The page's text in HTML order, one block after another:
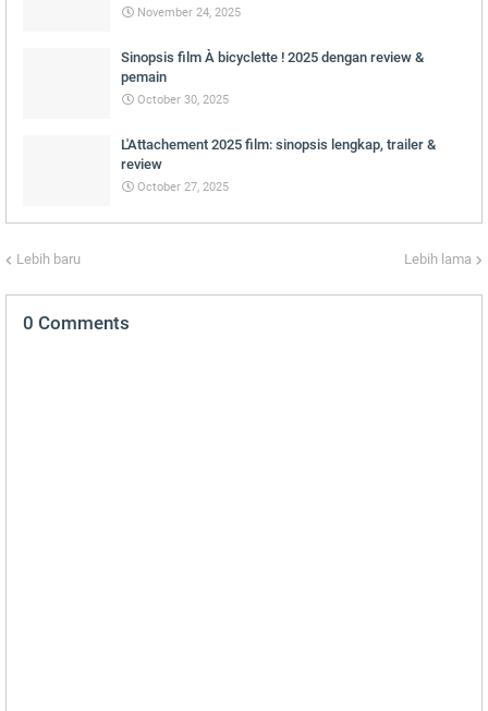
November 24, 2025
Sinopsis film À bicyclette ! 2025 dengan review &
pemain
October 30, 2025
L'Attachement 2025 film: sinopsis lengkap, trailer &
review
October 27, 2025
Lebih baru Lebih lama
0 Comments